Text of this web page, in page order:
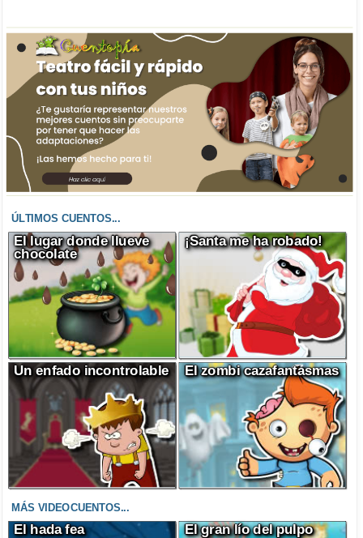
ÚLTIMOS CUENTOS...
El lugar donde llueve
chocolate
¡Santa me ha robado!
Un enfado incontrolable El zombi cazafantasmas
MÁS VIDEOCUENTOS...
El hada fea El gran lío del pulpo